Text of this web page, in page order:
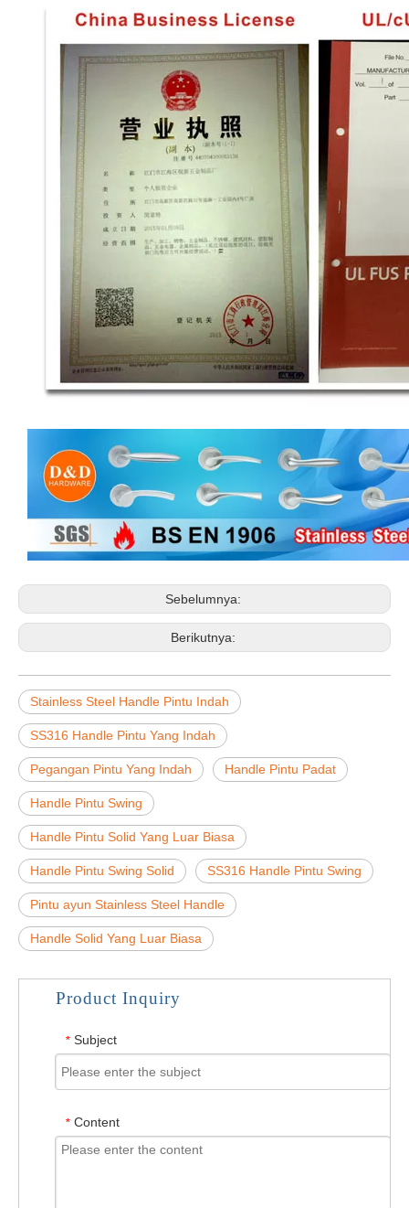
Sebelumnya:
Berikutnya:
Stainless Steel Handle Pintu Indah
SS316 Handle Pintu Yang Indah
Pegangan Pintu Yang Indah Handle Pintu Padat
Handle Pintu Swing
Handle Pintu Solid Yang Luar Biasa
Handle Pintu Swing Solid SS316 Handle Pintu Swing
Pintu ayun Stainless Steel Handle
Handle Solid Yang Luar Biasa
Product Inquiry
* Subject
* Content